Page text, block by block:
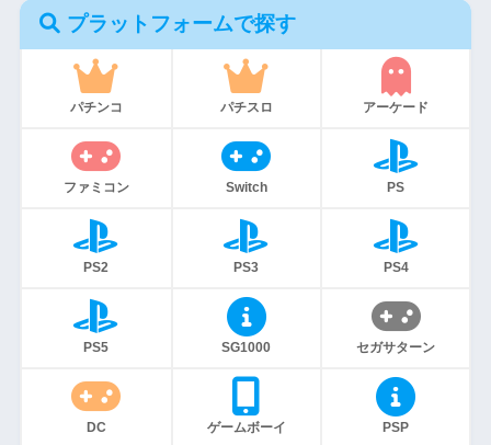
プラットフォームで探す
パチンコ パチスロ アーケード
ファミコン Switch PS
PS2 PS3 PS4
PS5 SG1000 セガサターン
DC ゲームボーイ PSP